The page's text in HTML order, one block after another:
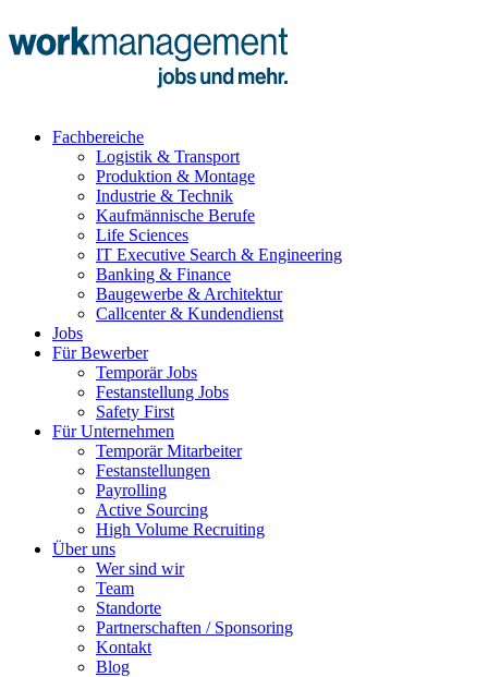
Fachbereiche
Logistik & Transport
Produktion & Montage
Industrie & Technik
Kaufmännische Berufe
Life Sciences
IT Executive Search & Engineering
Banking & Finance
Baugewerbe & Architektur
Callcenter & Kundendienst
Jobs
Für Bewerber
Temporär Jobs
Festanstellung Jobs
Safety First
Für Unternehmen
Temporär Mitarbeiter
Festanstellungen
Payrolling
Active Sourcing
High Volume Recruiting
Über uns
Wer sind wir
Team
Standorte
Partnerschaften / Sponsoring
Kontakt
Blog